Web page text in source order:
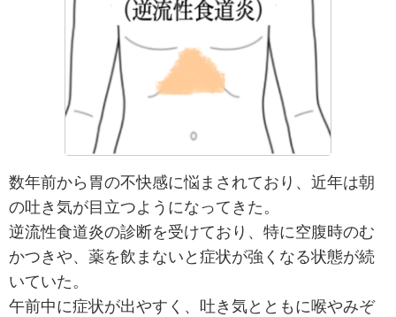
数年前から胃の不快感に悩まされており、近年は朝
の吐き気が目立つようになってきた。
逆流性食道炎の診断を受けており、特に空腹時のむ
かつきや、薬を飲まないと症状が強くなる状態が続
いていた。
午前中に症状が出やすく、吐き気とともに喉やみぞ